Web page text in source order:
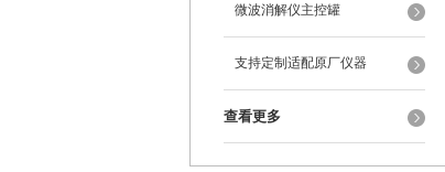
微波消解仪主控罐
支持定制适配原厂仪器
查看更多